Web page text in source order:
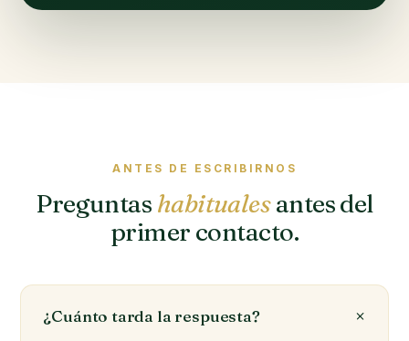
ANTES DE ESCRIBIRNOS
Preguntas habitualesantes del
primer contacto.
¿Cuánto tarda la respuesta?